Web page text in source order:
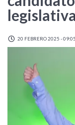
20 FEBRERO 2025 - 09:05